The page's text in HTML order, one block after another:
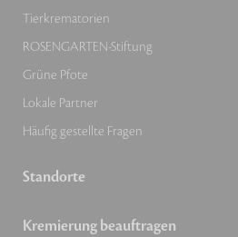
Tierkrematorien
ROSENGARTEN-Stiftung
Grüne Pfote
Lokale Partner
Häufig gestellte Fragen
Standorte
Kremierung beauftragen